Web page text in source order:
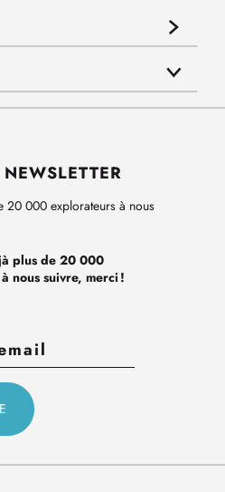
20 000 explorateurs à nous
plus de 20 000
nous suivre, merci !